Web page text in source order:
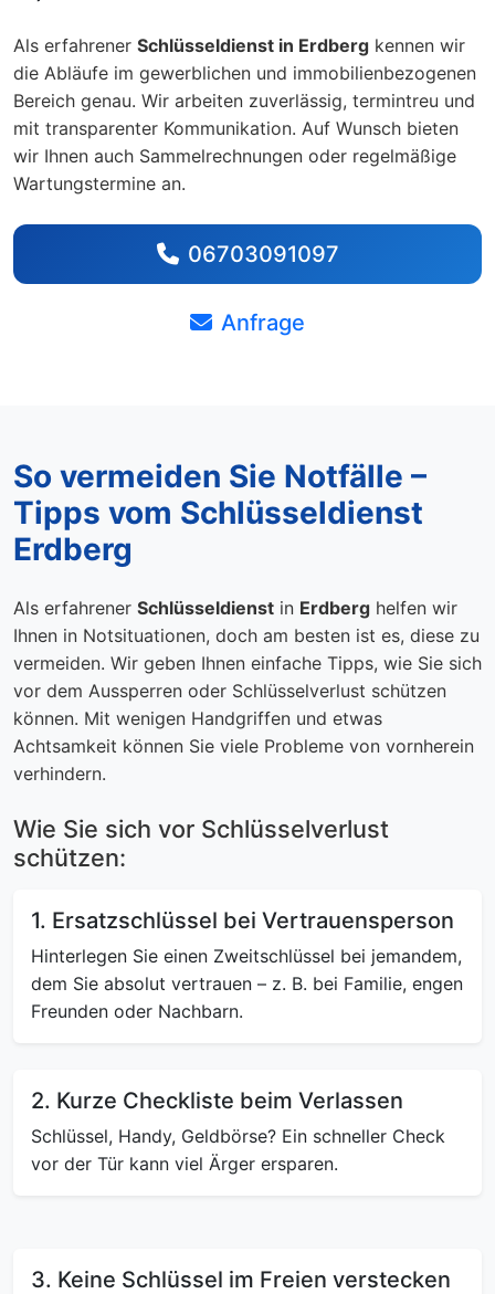
Als erfahrener Schlüsseldienst in Erdberg kennen wir
die Abläufe im gewerblichen und immobilienbezogenen
Bereich genau. Wir arbeiten zuverlässig, termintreu und
mit transparenter Kommunikation. Auf Wunsch bieten
wir Ihnen auch Sammelrechnungen oder regelmäßige
Wartungstermine an.
06703091097
Anfrage
So vermeiden Sie Notfälle –
Tipps vom Schlüsseldienst
Erdberg
Als erfahrener Schlüsseldienst in Erdberg helfen wir
Ihnen in Notsituationen, doch am besten ist es, diese zu
vermeiden. Wir geben Ihnen einfache Tipps, wie Sie sich
vor dem Aussperren oder Schlüsselverlust schützen
können. Mit wenigen Handgriffen und etwas
Achtsamkeit können Sie viele Probleme von vornherein
verhindern.
Wie Sie sich vor Schlüsselverlust
schützen:
1. Ersatzschlüssel bei Vertrauensperson
Hinterlegen Sie einen Zweitschlüssel bei jemandem,
dem Sie absolut vertrauen – z. B. bei Familie, engen
Freunden oder Nachbarn.
2. Kurze Checkliste beim Verlassen
Schlüssel, Handy, Geldbörse? Ein schneller Check
vor der Tür kann viel Ärger ersparen.
3. Keine Schlüssel im Freien verstecken